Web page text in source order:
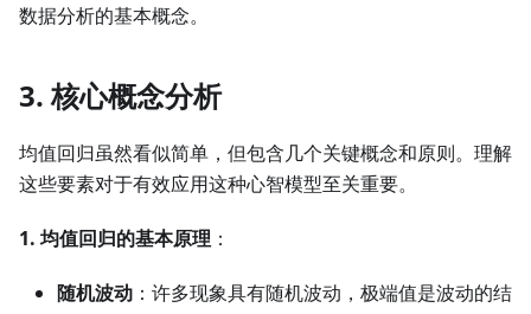
数据分析的基本概念。
3. 核心概念分析
均值回归虽然看似简单，但包含几个关键概念和原则。理解
这些要素对于有效应用这种心智模型至关重要。
1. 均值回归的基本原理 ：
随机波动 ：许多现象具有随机波动，极端值是波动的结